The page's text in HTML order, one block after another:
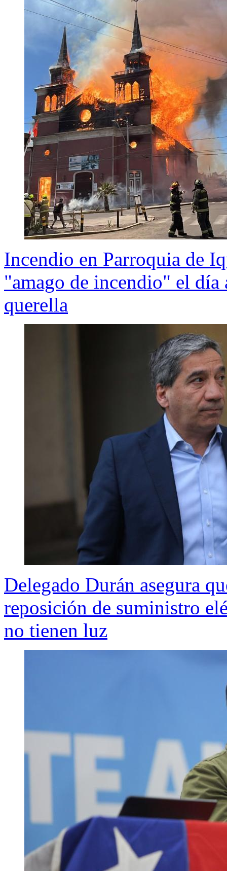
Incendio en Parroquia de
"amago de incendio" el día
querella
Delegado Durán asegura
reposición de suministro
no tienen luz